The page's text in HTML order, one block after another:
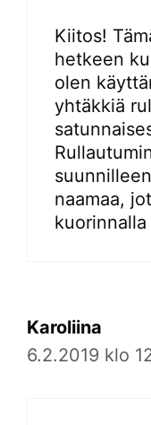
Kiitos!
hetkeen
olen
yhtäkkiä
naamaa,
kuorinnalla
Karoliina
6.2.2019 klo